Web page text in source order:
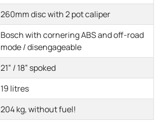
260mm disc with 2 pot caliper
Bosch with cornering ABS and off-road
mode / disengageable
21” / 18” spoked
19 litres
204 kg, without fuel!